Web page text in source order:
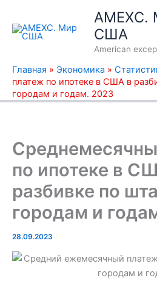
содержимому
AMEXC.
США
American
Главная » Экономика »
платеж по ипотеке в США в
городам и годам. 2023
по ипотеке в
разбивке по
городам и
28.09.2023